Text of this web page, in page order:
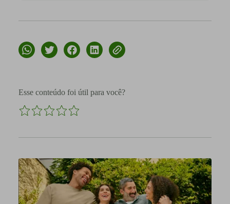
Esse conteúdo foi útil para você?